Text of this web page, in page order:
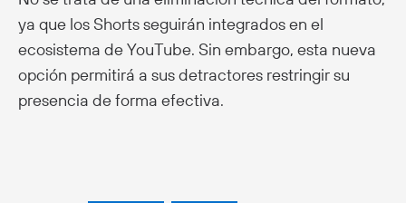
ya que los Shorts seguirán integrados en el
ecosistema de YouTube. Sin embargo, esta nueva
opción permitirá a sus detractores restringir su
presencia de forma efectiva.